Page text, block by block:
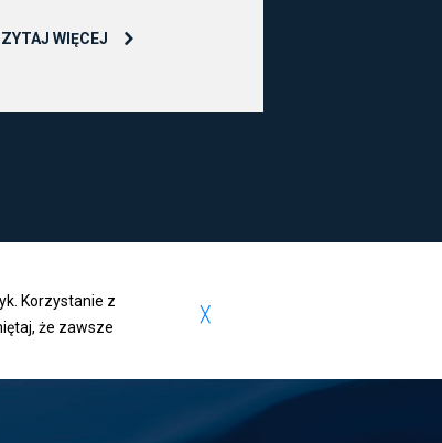
WIĘCEJ
Korzystanie z
że zawsze
╳